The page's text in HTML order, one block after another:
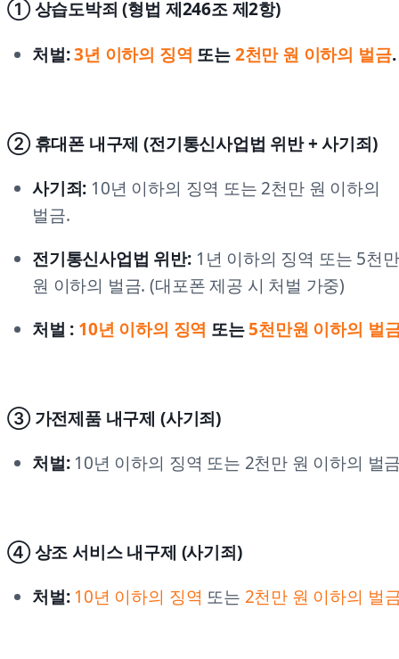
① 상습도박죄 (형법 제246조 제2항)
처벌:3년 이하의 징역 또는2천만 원 이하의 벌금.
② 휴대폰 내구제 (전기통신사업법 위반 + 사기죄)
사기죄: 10년 이하의 징역 또는 2천만 원 이하의
벌금.
전기통신사업법 위반:1년 이하의 징역 또는 5천만
원 이하의 벌금. (대포폰 제공 시 처벌 가중)
처벌 : 10년 이하의 징역 또는5천만원 이하의 벌
③ 가전제품 내구제 (사기죄)
처벌:10년 이하의 징역 또는 2천만 원 이하의 벌
④ 상조 서비스 내구제 (사기죄)
처벌: 10년 이하의 징역 또는 2천만 원 이하의 벌